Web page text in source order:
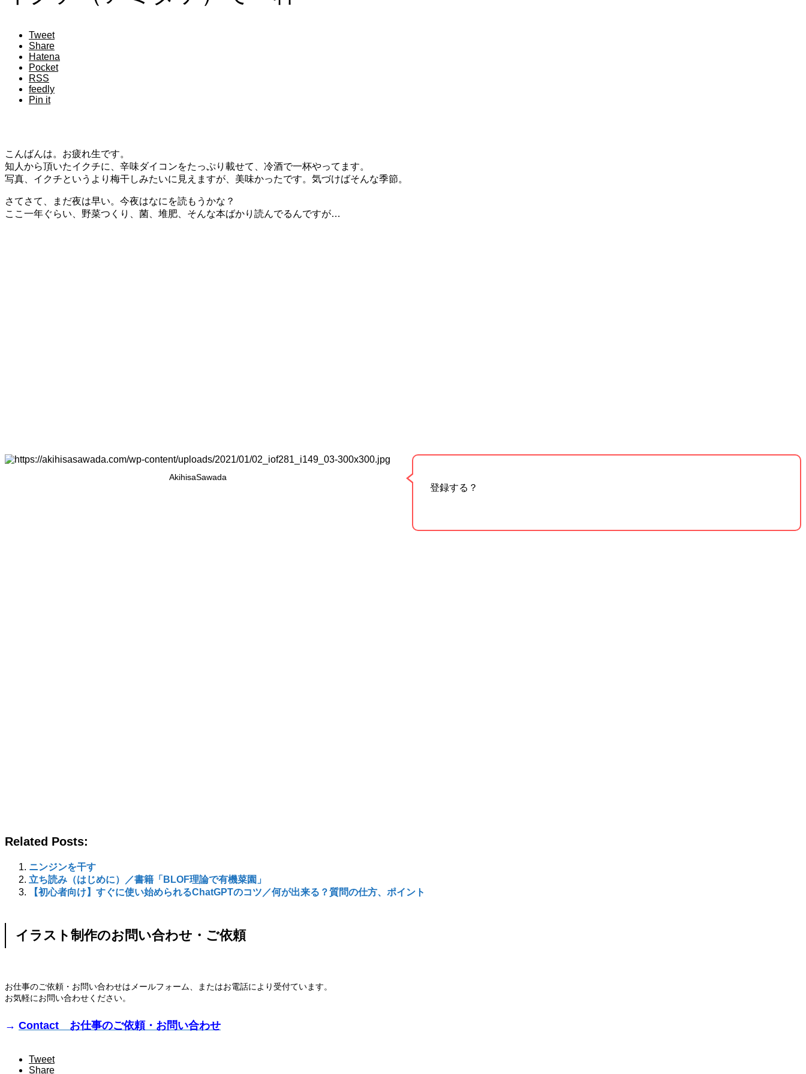
Tweet
Share
Hatena
Pocket
RSS
feedly
Pin it
こんばんは。お疲れ生です。
知人から頂いたイクチに、辛味ダイコンをたっぷり載せて、冷酒で一杯やってます。
写真、イクチというより梅干しみたいに見えますが、美味かったです。気づけばそんな季節。
さてさて、まだ夜は早い。今夜はなにを読もうかな？
ここ一年ぐらい、野菜つくり、菌、堆肥、そんな本ばかり読んでるんですが…
AkihisaSawada
登録する？
Related Posts:
ニンジンを干す
立ち読み（はじめに）／書籍「BLOF理論で有機菜園」
【初心者向け】すぐに使い始められるChatGPTのコツ／何が出来る？質問の仕方、ポイント
イラスト制作のお問い合わせ・ご依頼
お仕事のご依頼・お問い合わせはメールフォーム、またはお電話により受付ています。
お気軽にお問い合わせください。
→ Contact お仕事のご依頼・お問い合わせ
Tweet
Share